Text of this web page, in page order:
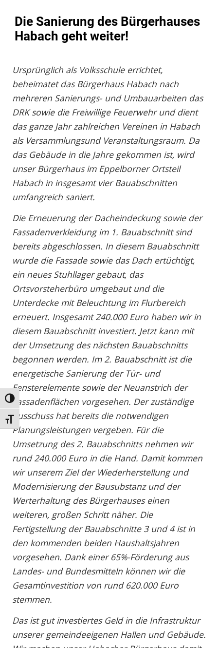
Umschalten auf hohe Kontraste
Schrift vergrößern
Die Sanierung des Bürgerhauses
Habach geht weiter!
Ursprünglich als Volksschule errichtet,
beheimatet das Bürgerhaus Habach nach
mehreren Sanierungs- und Umbauarbeiten das
DRK sowie die Freiwillige Feuerwehr und dient
das ganze Jahr zahlreichen Vereinen in Habach
als Versammlungsund Veranstaltungsraum. Da
das Gebäude in die Jahre gekommen ist, wird
unser Bürgerhaus im Eppelborner Ortsteil
Habach in insgesamt vier Bauabschnitten
umfangreich saniert.
Die Erneuerung der Dacheindeckung sowie der
Fassadenverkleidung im 1. Bauabschnitt sind
bereits abgeschlossen. In diesem Bauabschnitt
wurde die Fassade sowie das Dach ertüchtigt,
ein neues Stuhllager gebaut, das
Ortsvorsteherbüro umgebaut und die
Unterdecke mit Beleuchtung im Flurbereich
erneuert. Insgesamt 240.000 Euro haben wir in
diesem Bauabschnitt investiert. Jetzt kann mit
der Umsetzung des nächsten Bauabschnitts
begonnen werden. Im 2. Bauabschnitt ist die
energetische Sanierung der Tür- und
Fensterelemente sowie der Neuanstrich der
Fassadenflächen vorgesehen. Der zuständige
Ausschuss hat bereits die notwendigen
Planungsleistungen vergeben. Für die
Umsetzung des 2. Bauabschnitts nehmen wir
rund 240.000 Euro in die Hand. Damit kommen
wir unserem Ziel der Wiederherstellung und
Modernisierung der Bausubstanz und der
Werterhaltung des Bürgerhauses einen
weiteren, großen Schritt näher. Die
Fertigstellung der Bauabschnitte 3 und 4 ist in
den kommenden beiden Haushaltsjahren
vorgesehen. Dank einer 65%-Förderung aus
Landes- und Bundesmitteln können wir die
Gesamtinvestition von rund 620.000 Euro
stemmen.
Das ist gut investiertes Geld in die Infrastruktur
unserer gemeindeeigenen Hallen und Gebäude.